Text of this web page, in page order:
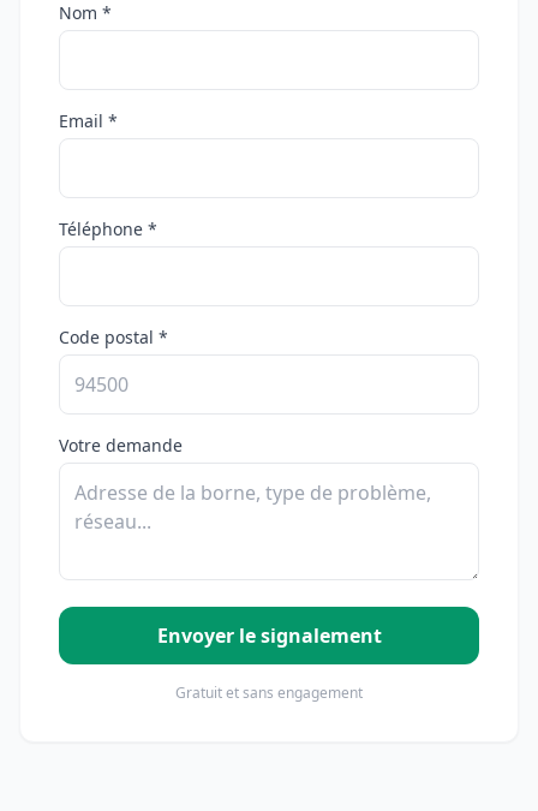
Nom *
Email *
Téléphone *
Code postal *
Votre demande
Envoyer le signalement
Gratuit et sans engagement